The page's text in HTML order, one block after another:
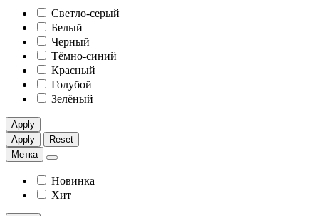
Светло-серый
Белый
Черный
Тёмно-синий
Красный
Голубой
Зелёный
Apply
Apply
Reset
Метка
Новинка
Хит